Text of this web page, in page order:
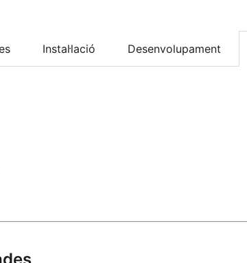
Instal·lació Desenvolupament